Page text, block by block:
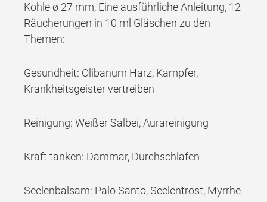
Kohle ø 27 mm, Eine ausführliche Anleitung, 12
Räucherungen in 10 ml Gläschen zu den
Themen:
Gesundheit: Olibanum Harz, Kampfer,
Krankheitsgeister vertreiben
Reinigung: Weißer Salbei, Aurareinigung
Kraft tanken: Dammar, Durchschlafen
Seelenbalsam: Palo Santo, Seelentrost, Myrrhe